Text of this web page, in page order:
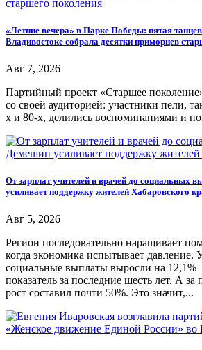
«Летние вечера» в Парке Победы: пятая
Владивостоке собрала десятки приморцев
Авг 7, 2026
Партийный проект «Старшее
со своей аудиторией: участники пели,
х и 80-х, делились воспоминаниями и
От зарплат учителей и врачей до социальных
усиливает поддержку жителей Хабаровского
Авг 5, 2026
Регион последовательно наращивает
когда экономика испытывает давление.
социальные выплаты выросли на
показатель за последние шесть лет. А за
рост составил почти 50%. Это значит,...